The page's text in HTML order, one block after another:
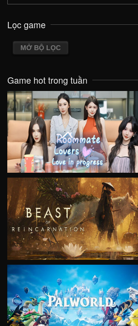
Lọc game
MỞ BỘ LỌC
Game hot trong tuần
VIEW
VIEW
VIEW